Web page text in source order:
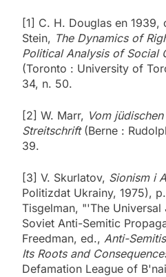
[1] C. H. Douglas en 1939,
Stein, The Dynamics of
Political Analysis of Social
(Toronto : University of
34, n. 50.
[2] W. Marr, Vom
Streitschrift(Berne :
39.
[3] V. Skurlatov, Sionism i
Politizdat Ukrainy, 1975),
Tisgelman, "'The
Soviet Anti-Semitic
Freedman, ed., Anti-
Its Roots and
Defamation League of